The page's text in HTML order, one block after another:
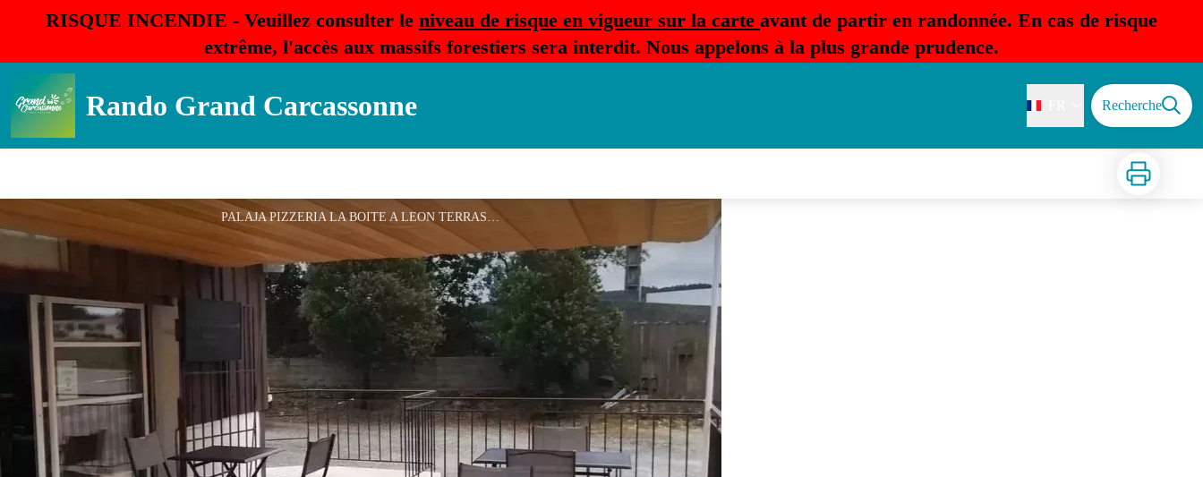
RISQUE INCENDIE - Veuillez consulter le niveau de risque en vigueur sur la carte avant de partir en randonnée. En cas de risque
extrême, l'accès aux massifs forestiers sera interdit. Nous appelons à la plus grande prudence.
Rando Grand Carcassonne Recherche
Imprimer
PALAJA PIZZERIA LA BOITE A LEON TERRASSE